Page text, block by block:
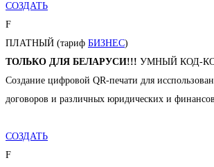
СОЗДАТЬ
F
ПЛАТНЫЙ (тариф БИЗНЕС)
ТОЛЬКО ДЛЯ БЕЛАРУСИ!!! УМНЫЙ КОД-
Создание цифровой QR-печати для
договоров и различных юридических и
СОЗДАТЬ
F